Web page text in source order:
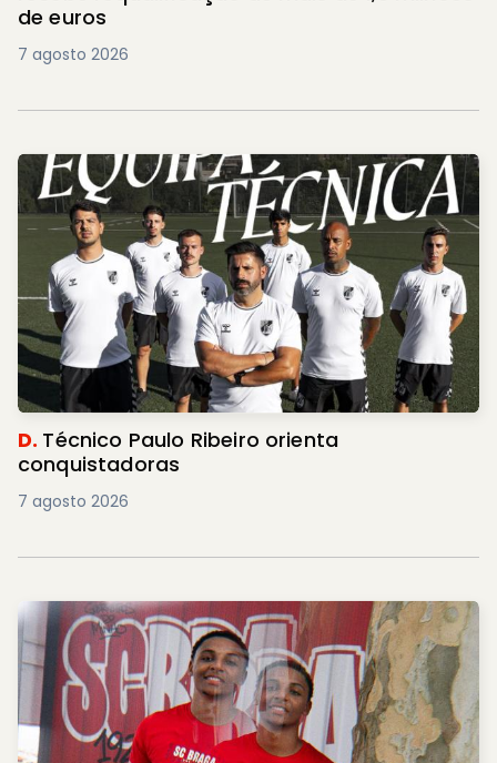
de euros
7 agosto 2026
D. Técnico Paulo Ribeiro orienta
conquistadoras
7 agosto 2026